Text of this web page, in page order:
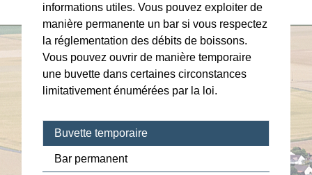
informations utiles. Vous pouvez exploiter de
manière permanente un bar si vous respectez
la réglementation des débits de boissons.
Vous pouvez ouvrir de manière temporaire
une buvette dans certaines circonstances
limitativement énumérées par la loi.
Buvette temporaire
Bar permanent